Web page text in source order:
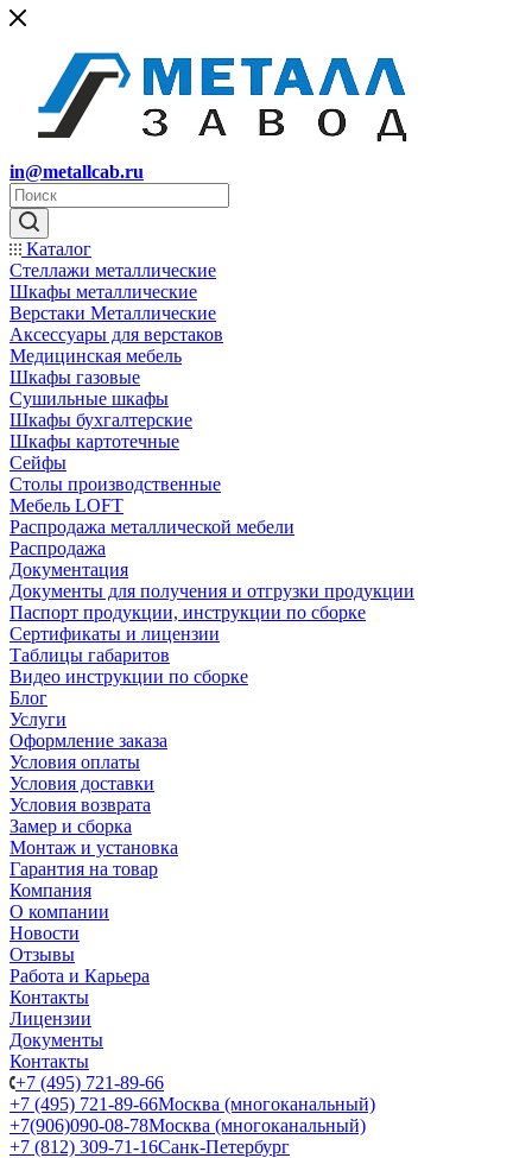
in@metallcab.ru
Каталог
Стеллажи металлические
Шкафы металлические
Верстаки Металлические
Аксессуары для верстаков
Медицинская мебель
Шкафы газовые
Сушильные шкафы
Шкафы бухгалтерские
Шкафы картотечные
Сейфы
Столы производственные
Мебель LOFT
Распродажа металлической мебели
Распродажа
Документация
Документы для получения и отгрузки продукции
Паспорт продукции, инструкции по сборке
Сертификаты и лицензии
Таблицы габаритов
Видео инструкции по сборке
Блог
Услуги
Оформление заказа
Условия оплаты
Условия доставки
Условия возврата
Замер и сборка
Монтаж и установка
Гарантия на товар
Компания
О компании
Новости
Отзывы
Работа и Карьера
Контакты
Лицензии
Документы
Контакты
+7 (495) 721-89-66
+7 (495) 721-89-66Москва (многоканальный)
+7(906)090-08-78Москва (многоканальный)
+7 (812) 309-71-16Санк-Петербург